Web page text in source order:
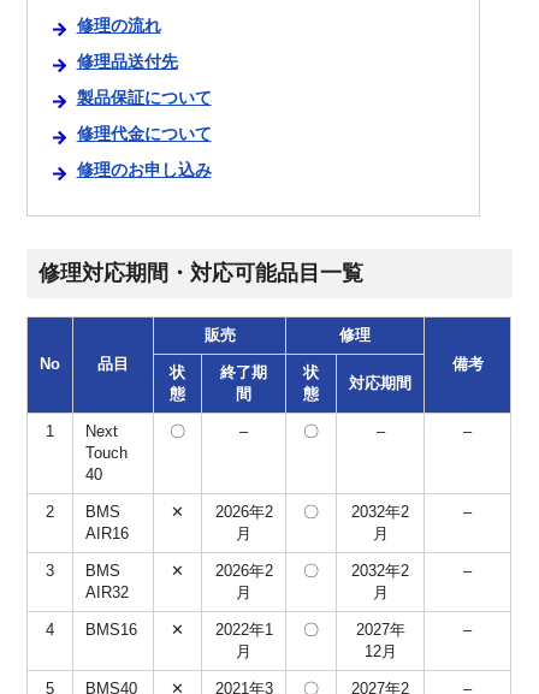
修理の流れ
修理品送付先
製品保証について
修理代金について
修理のお申し込み
修理対応期間・対応可能品目一覧
No 品目
販売
修理
備考
状
態
終了期
間
状
態
対応期間
1
Next
Touch
40
〇 – 〇 – –
2
BMS
AIR16
✕
2026年2
月
〇
2032年2
月
–
3
BMS
AIR32
✕
2026年2
月
〇
2032年2
月
–
4 BMS16 ✕
2022年1
月
〇
2027年
12月
–
5 BMS40 ✕
2021年3
〇
2027年2
–